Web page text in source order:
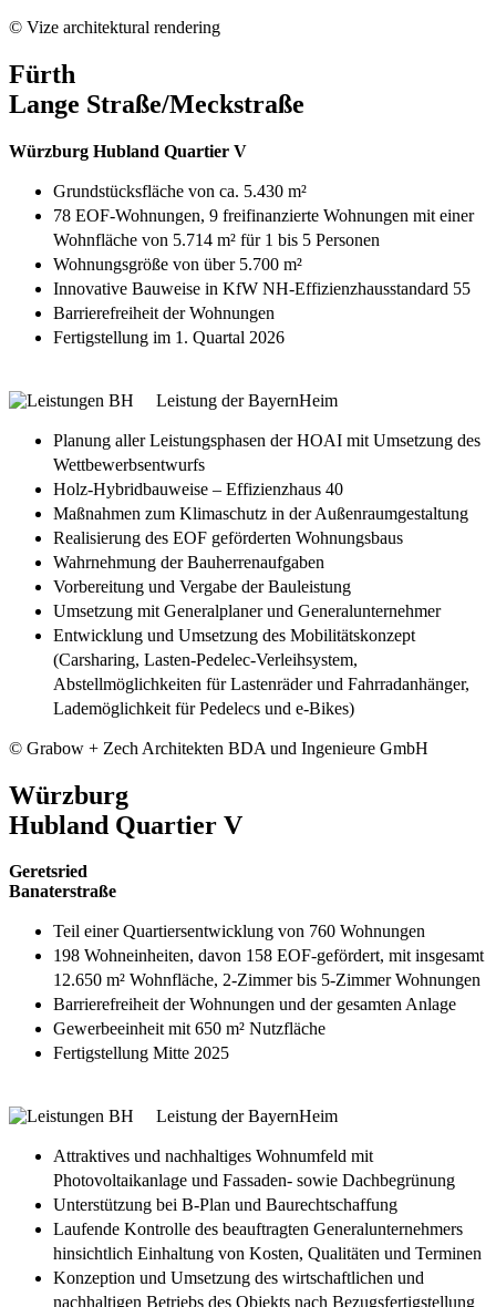
© Vize architektural rendering
Fürth
Lange Straße/Meckstraße
Würzburg Hubland Quartier V
Grundstücksfläche von ca. 5.430 m²
78 EOF-Wohnungen, 9 freifinanzierte Wohnungen mit einer
Wohnfläche von 5.714 m² für 1 bis 5 Personen
Wohnungsgröße von über 5.700 m²
Innovative Bauweise in KfW NH-Effizienzhausstandard 55
Barrierefreiheit der Wohnungen
Fertigstellung im 1. Quartal 2026
Leistung der BayernHeim
Planung aller Leistungsphasen der HOAI mit Umsetzung des
Wettbewerbsentwurfs
Holz-Hybridbauweise – Effizienzhaus 40
Maßnahmen zum Klimaschutz in der Außenraumgestaltung
Realisierung des EOF geförderten Wohnungsbaus
Wahrnehmung der Bauherrenaufgaben
Vorbereitung und Vergabe der Bauleistung
Umsetzung mit Generalplaner und Generalunternehmer
Entwicklung und Umsetzung des Mobilitätskonzept
(Carsharing, Lasten-Pedelec-Verleihsystem,
Abstellmöglichkeiten für Lastenräder und Fahrradanhänger,
Lademöglichkeit für Pedelecs und e-Bikes)
© Grabow + Zech Architekten BDA und Ingenieure GmbH
Würzburg
Hubland Quartier V
Geretsried
Banaterstraße
Teil einer Quartiersentwicklung von 760 Wohnungen
198 Wohneinheiten, davon 158 EOF-gefördert, mit insgesamt
12.650 m² Wohnfläche, 2-Zimmer bis 5-Zimmer Wohnungen
Barrierefreiheit der Wohnungen und der gesamten Anlage
Gewerbeeinheit mit 650 m² Nutzfläche
Fertigstellung Mitte 2025
Leistung der BayernHeim
Attraktives und nachhaltiges Wohnumfeld mit
Photovoltaikanlage und Fassaden- sowie Dachbegrünung
Unterstützung bei B-Plan und Baurechtschaffung
Laufende Kontrolle des beauftragten Generalunternehmers
hinsichtlich Einhaltung von Kosten, Qualitäten und Terminen
Konzeption und Umsetzung des wirtschaftlichen und
nachhaltigen Betriebs des Objekts nach Bezugsfertigstellung